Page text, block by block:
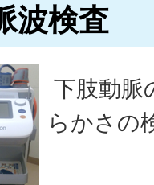
波検査
下肢動脈
らかさの